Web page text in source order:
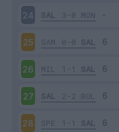
24 SAL 3-0 MON
25 SAM 0-0 SAL
26 MIL 1-1 SAL
27 SAL 2-2 BOL
28 SPE 1-1 SAL